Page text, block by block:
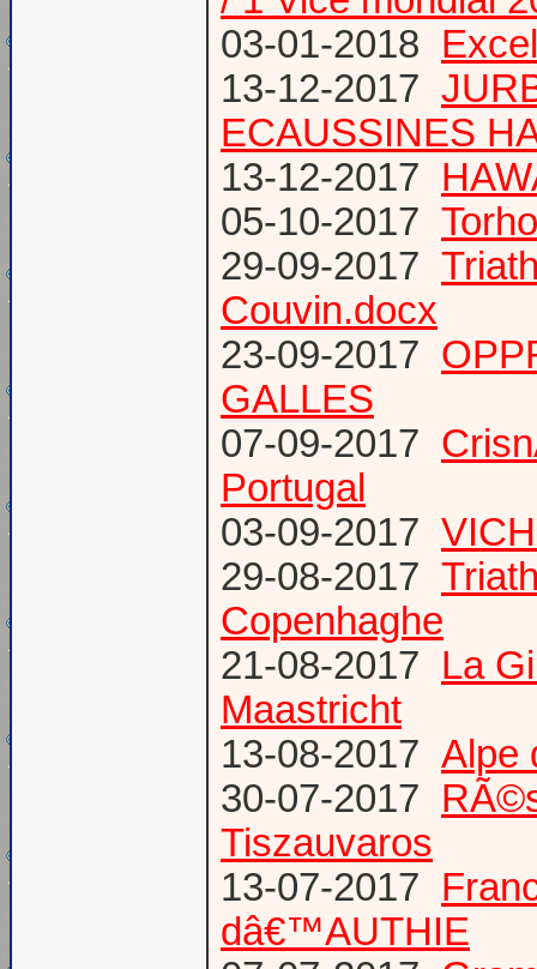
03-01-2018
13-12-2017
ECAUSSINES
13-12-2017
05-10-2017
29-09-2017
Couvin.docx
23-09-2017
GALLES
07-09-2017
Portugal
03-09-2017
29-08-2017
Copenhaghe
21-08-2017 La
Maastricht
13-08-2017 Alpe
30-07-2017
Tiszauvaros
13-07-2017
dâ€™AUTHIE